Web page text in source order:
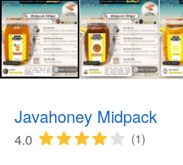
Javahoney Midpack
4.0 (1)